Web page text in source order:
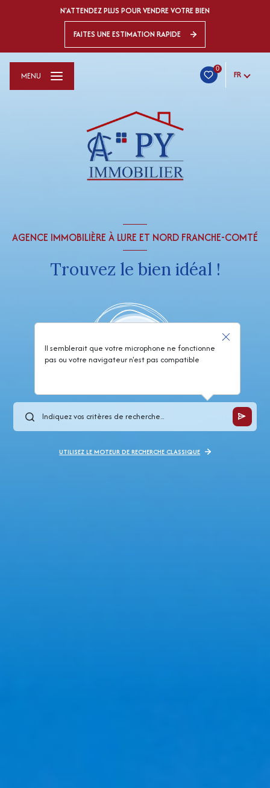
N'ATTENDEZ PLUS POUR VENDRE VOTRE BIEN
FAITES UNE ESTIMATION RAPIDE
0
FR
MENU
AGENCE IMMOBILIÈRE À LURE ET NORD FRANCHE-COMTÉ
Trouvez le bien idéal !
Il semblerait que votre microphone ne fonctionne
pas ou votre navigateur n'est pas compatible
UTILISEZ LE MOTEUR DE RECHERCHE CLASSIQUE